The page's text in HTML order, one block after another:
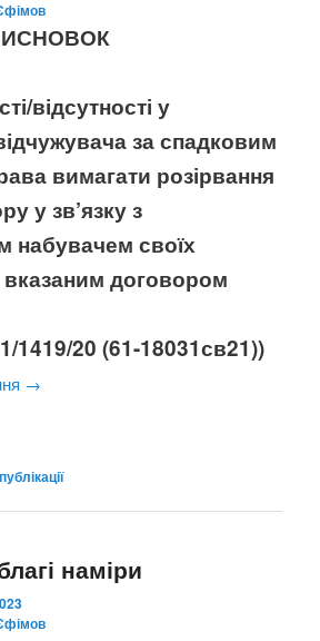
відсутності у
за спадковим
вимагати розірвання
у зв’язку з
набувачем своїх
вказаним договором
1419/20 (61-18031св21))
→
наміри